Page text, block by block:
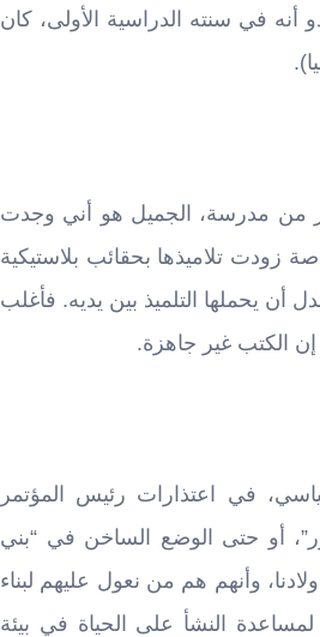
أنه في سنته الدراسية الأولى، كان
من مدرسة، الجميل هو أني وجدت
زودت تلاميذها بحقائب بلاستيكية
يحملها التلميذ بين يديه. فأغلب
إن الكتب غير جاهزة.
في اعتذارات رئيس المؤتمر
أو حتى الوضع الساخن في “بني
وأنهم هم من نعول عليهم لبناء
النشأ على الحياة في بيئة